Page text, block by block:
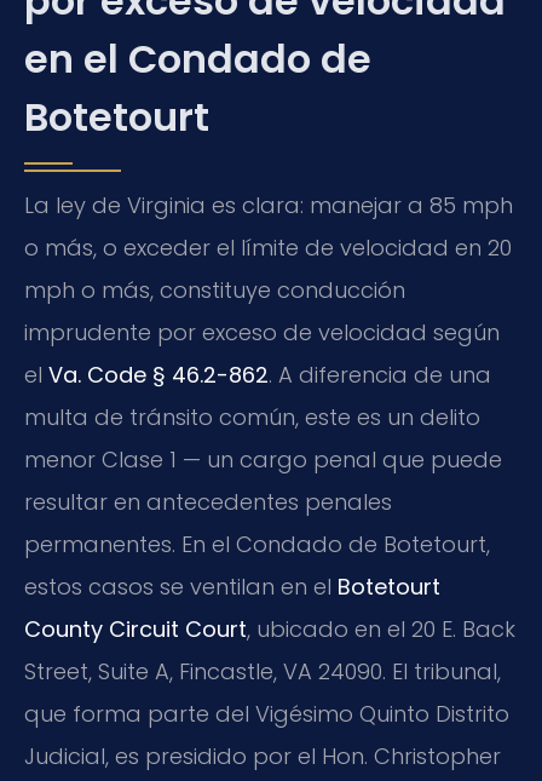
en el Condado de
Botetourt
La ley de Virginia es clara: manejar a 85 mph
o más, o exceder el límite de velocidad en 20
mph o más, constituye conducción
imprudente por exceso de velocidad según
el Va. Code § 46.2-862. A diferencia de una
multa de tránsito común, este es un delito
menor Clase 1 — un cargo penal que puede
resultar en antecedentes penales
permanentes. En el Condado de Botetourt,
estos casos se ventilan en el Botetourt
County Circuit Court, ubicado en el 20 E. Back
Street, Suite A, Fincastle, VA 24090. El tribunal,
que forma parte del Vigésimo Quinto Distrito
Judicial, es presidido por el Hon. Christopher